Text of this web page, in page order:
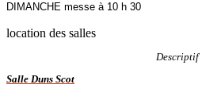
DIMANCHE messe à 10 h 30
location des salles
Descriptif
Salle Duns Scot